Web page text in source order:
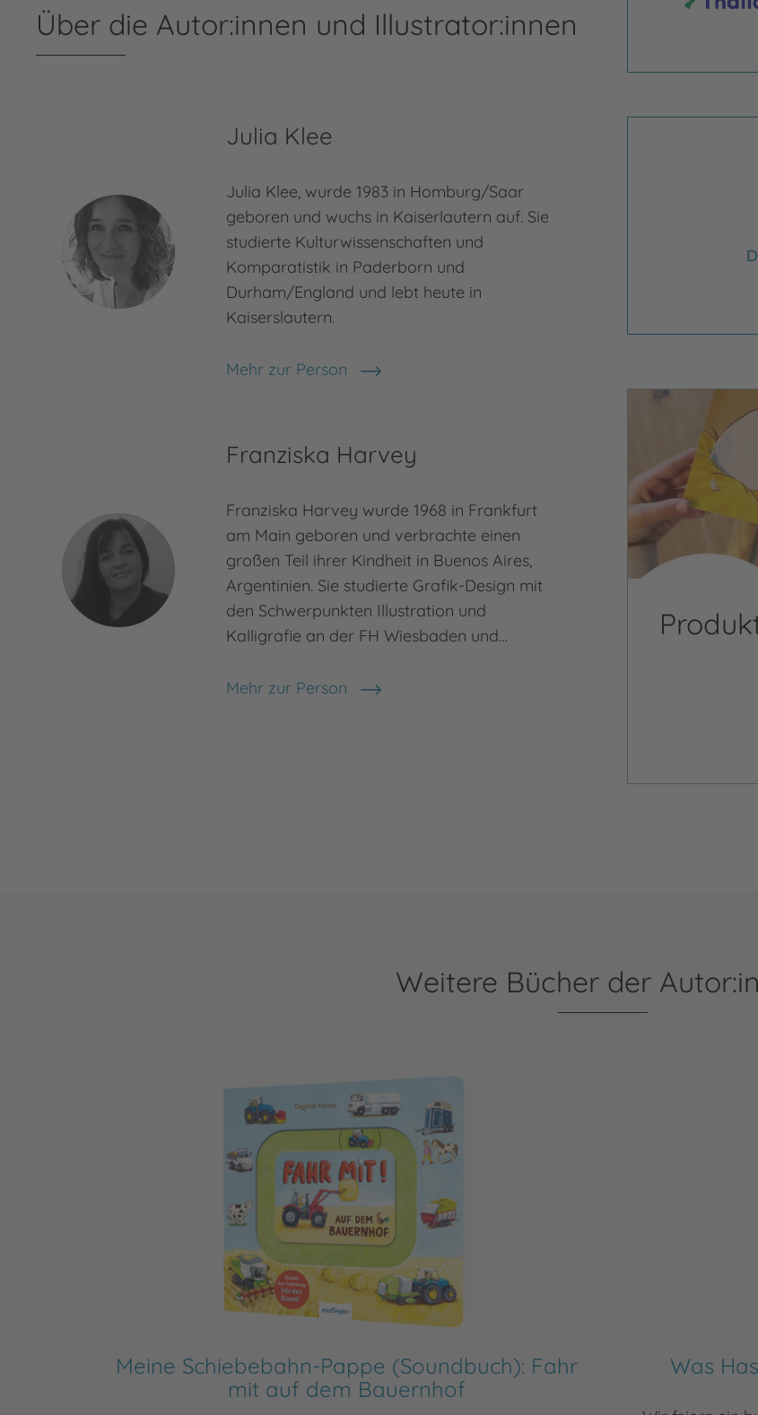
Über die Autor:innen und Illustrator:innen
Julia Klee
Julia Klee, wurde 1983 in Homburg/Saar
geboren und wuchs in Kaiserlautern auf. Sie
studierte Kulturwissenschaften und
Komparatistik in Paderborn und
Durham/England und lebt heute in
Kaiserslautern.
Mehr zur Person
Julia Klee
Franziska Harvey
Franziska Harvey wurde 1968 in Frankfurt
am Main geboren und verbrachte einen
großen Teil ihrer Kindheit in Buenos Aires,
Argentinien. Sie studierte Grafik-Design mit
den Schwerpunkten Illustration und
Kalligrafie an der FH Wiesbaden und…
Mehr zur Person
Franziska Harvey
Video abspielen
Weitere Bücher der
Meine Schiebebahn-Pappe (Soundbuch): Fahr
mit auf dem Bauernhof
Was